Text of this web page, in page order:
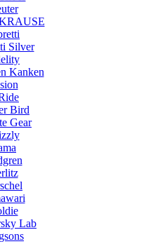
Silver
Kanken
Bird
Gear
Lab